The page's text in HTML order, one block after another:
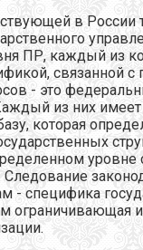
в России
ПР, каждый из
связанной с
- это
из них
которая
уровне
- специфика
ограничивающая